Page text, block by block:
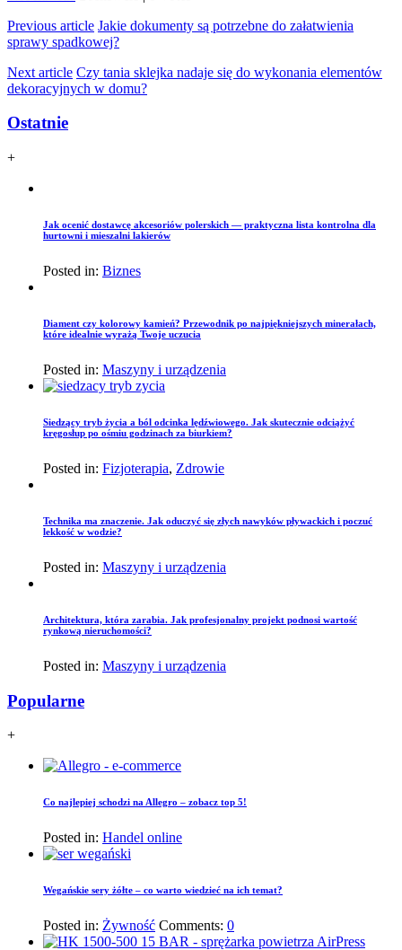
Previous article Jakie dokumenty są potrzebne do załatwienia
sprawy spadkowej?
Next article Czy tania sklejka nadaje się do wykonania elementów
dekoracyjnych w domu?
Ostatnie
+
Jak ocenić dostawcę akcesoriów polerskich — praktyczna lista kontrolna dla
hurtowni i mieszalni lakierów
Posted in: Biznes
Diament czy kolorowy kamień? Przewodnik po najpiękniejszych minerałach,
które idealnie wyrażą Twoje uczucia
Posted in: Maszyny i urządzenia
Siedzący tryb życia a ból odcinka lędźwiowego. Jak skutecznie odciążyć
kręgosłup po ośmiu godzinach za biurkiem?
Posted in: Fizjoterapia, Zdrowie
Technika ma znaczenie. Jak oduczyć się złych nawyków pływackich i poczuć
lekkość w wodzie?
Posted in: Maszyny i urządzenia
Architektura, która zarabia. Jak profesjonalny projekt podnosi wartość
rynkową nieruchomości?
Posted in: Maszyny i urządzenia
Popularne
+
Co najlepiej schodzi na Allegro – zobacz top 5!
Posted in: Handel online
Wegańskie sery żółte – co warto wiedzieć na ich temat?
Posted in: Żywność Comments: 0